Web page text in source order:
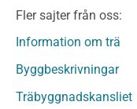
Fanerträ
Fanerträ
Träpanel och
Träpanel och
Fler sajter från oss:
Information om trä
Byggbeskrivningar
Träbyggnadskansliet